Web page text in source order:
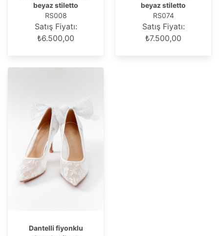
beyaz stiletto
RS008
Satış Fiyatı:
₺6.500,00
beyaz stiletto
RS074
Satış Fiyatı:
₺7.500,00
Dantelli fiyonklu